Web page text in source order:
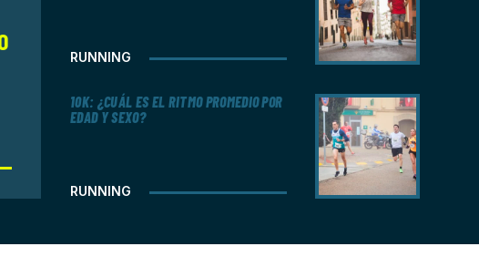
RUNNING
RUNNING
10K: ¿CUÁL ES EL RITMO PROMEDIO POR
EDAD Y SEXO?